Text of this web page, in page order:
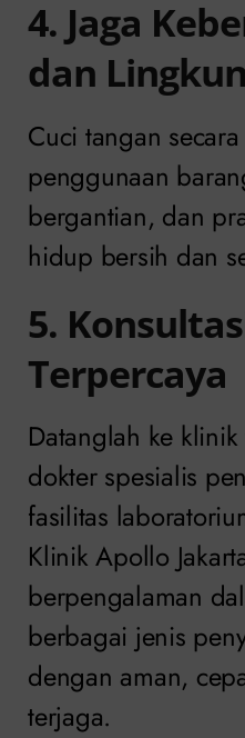
4. Jaga
dan
Cuci tangan
penggunaan
bergantian, dan
hidup bersih dan
5.
Terpercaya
Datanglah ke
dokter spesialis
fasilitas
Klinik Apollo
berpengalaman
berbagai jenis
dengan aman,
terjaga.